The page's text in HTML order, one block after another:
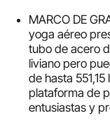
MARCO DE
yoga aéreo
tubo de acero
liviano pero
de hasta
plataforma de
entusiastas y